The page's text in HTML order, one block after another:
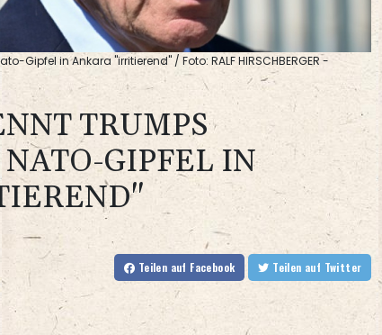
Gipfel in Ankara "irritierend" / Foto: RALF HIRSCHBERGER -
TRUMPS
GIPFEL IN
Teilen auf Facebook Teilen auf Twitter